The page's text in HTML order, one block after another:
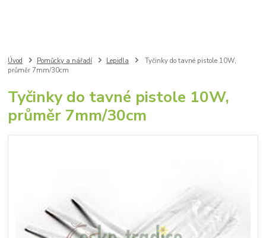
Úvod Pomůcky a nářadí Lepidla
Tyčinky do tavné pistole 10W,
průměr 7mm/30cm
Tyčinky do tavné pistole 10W,
průměr 7mm/30cm